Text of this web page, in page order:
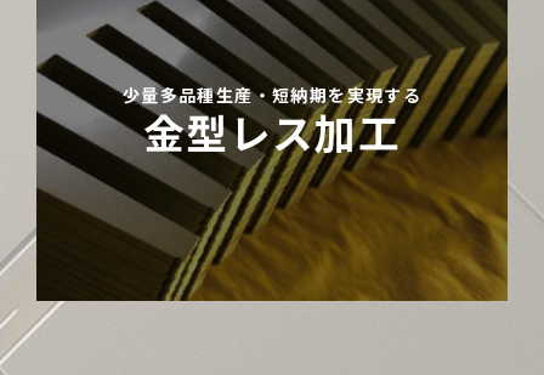
少量多品種生産・短納期を実現する
金型レス加工